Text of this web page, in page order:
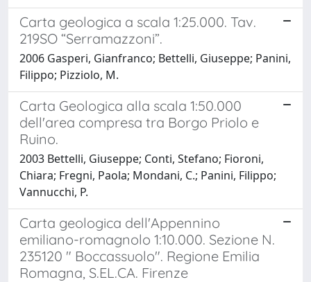
Carta geologica a scala 1:25.000. Tav.
219SO “Serramazzoni”.
2006 Gasperi, Gianfranco; Bettelli, Giuseppe; Panini,
Filippo; Pizziolo, M.
Carta Geologica alla scala 1:50.000
dell'area compresa tra Borgo Priolo e
Ruino.
2003 Bettelli, Giuseppe; Conti, Stefano; Fioroni,
Chiara; Fregni, Paola; Mondani, C.; Panini, Filippo;
Vannucchi, P.
Carta geologica dell'Appennino
emiliano-romagnolo 1:10.000. Sezione N.
235120 " Boccassuolo". Regione Emilia
Romagna, S.EL.CA. Firenze